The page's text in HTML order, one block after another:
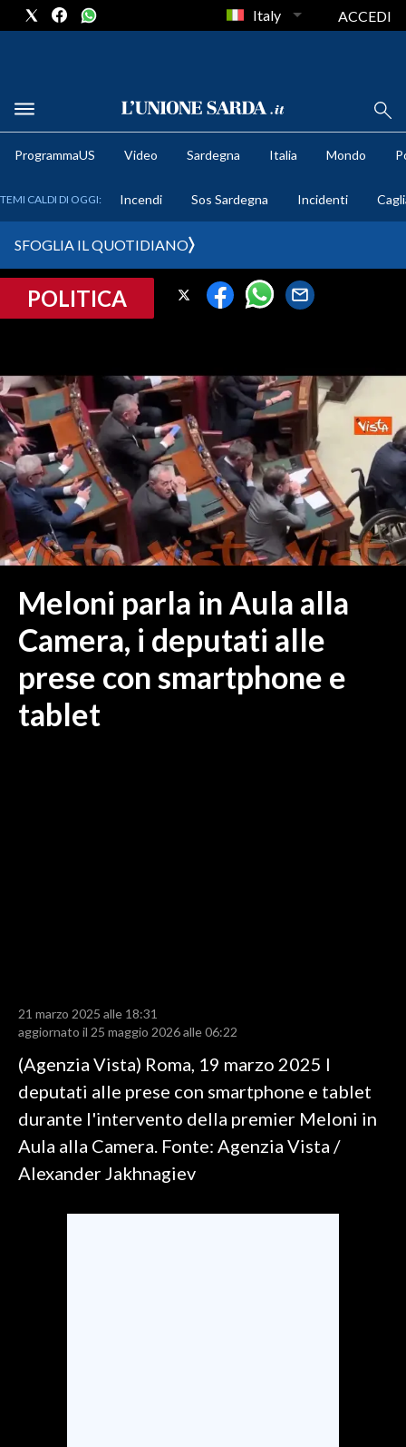
METEO
CRONACA SARDEGNA
SULCIS IGLESIENTE
MEDIO CAMPIDANO
ORISTANO E PROVINCIA
SASSARI E PROVINCIA
GALLURA
NUORO E PROVINCIA
OGLIASTRA
ITALIA
MONDO
POLITICA
CALCIO
CALCIO REGIONALE
BASKET
VOLLEY
MOTORI
TENNIS
ALTRI SPORT
CULTURA
Italy ACCEDI
ProgrammaUS Video Sardegna Italia Mondo
TEMI CALDI DI OGGI: Incendi Sos Sardegna Incidenti
SFOGLIA IL QUOTIDIANO
POLITICA
Meloni parla in Aula alla
Camera, i deputati alle
prese con smartphone e
tablet
21 marzo 2025 alle 18:31
aggiornato il 25 maggio 2026 alle 06:22
(Agenzia Vista) Roma, 19 marzo 2025 I
deputati alle prese con smartphone e tablet
durante l'intervento della premier Meloni in
Aula alla Camera. Fonte: Agenzia Vista /
Alexander Jakhnagiev